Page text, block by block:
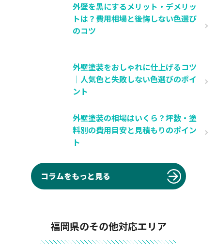
外壁を黒にするメリット・デメリッ
トは？費用相場と後悔しない色選び
のコツ
外壁塗装をおしゃれに仕上げるコツ
｜人気色と失敗しない色選びのポイ
ント
外壁塗装の相場はいくら？坪数・塗
料別の費用目安と見積もりのポイン
ト
コラムをもっと見る
福岡県のその他対応エリア